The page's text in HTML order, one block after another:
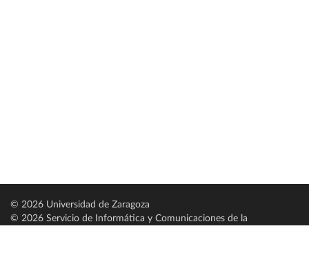
© 2026 Universidad de Zaragoza
© 2026 Servicio de Informática y Comunicaciones de la